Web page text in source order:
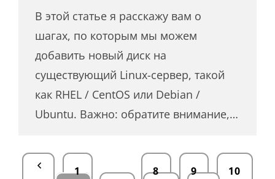
В этой статье я расскажу вам о
шагах, по которым мы можем
добавить новый диск на
существующий Linux-сервер, такой
как RHEL / CentOS или Debian /
Ubuntu. Важно: обратите внимание,…
1 … 8 9
10